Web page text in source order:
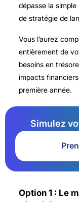
dépasse la
de stratégie de
Vous l’aurez
entièrement de
besoins en
impacts
première année.
Simulez
Option 1 : Le